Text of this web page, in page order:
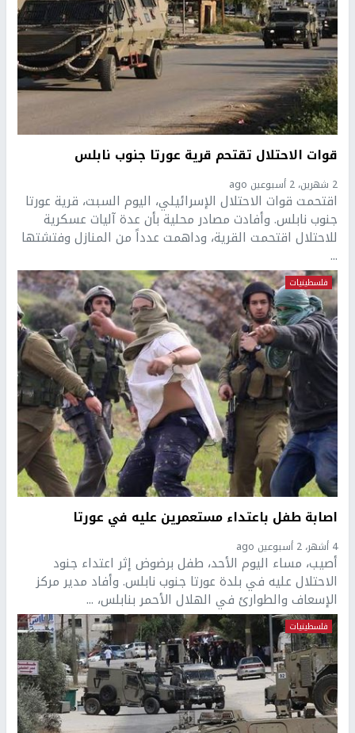
قوات الاحتلال تقتحم قرية عورتا جنوب نابلس
2 شهرين، 2 أسبوعين ago
اقتحمت قوات الاحتلال الإسرائيلي، اليوم السبت، قرية عورتا
جنوب نابلس. وأفادت مصادر محلية بأن عدة آليات عسكرية
للاحتلال اقتحمت القرية، وداهمت عدداً من المنازل وفتشتها
...
فلسطينيات
اصابة طفل باعتداء مستعمرين عليه في عورتا
4 أشهر، 2 أسبوعين ago
أصيب، مساء اليوم الأحد، طفل برضوض إثر اعتداء جنود
الاحتلال عليه في بلدة عورتا جنوب نابلس. وأفاد مدير مركز
الإسعاف والطوارئ في الهلال الأحمر بنابلس، ...
فلسطينيات